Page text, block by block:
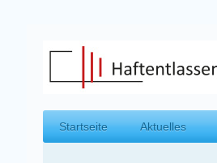
Startseite Aktuelles